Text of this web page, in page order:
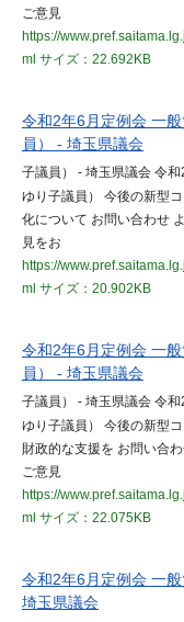
ご意見
https://
ml サイズ：22.692KB
令和2年6月定例会 一
員） - 埼玉県議会
子議員） - 埼玉県議会 令
ゆり子議員） 今後の新型
化について お問い合わせ
見をお
https://
ml サイズ：20.902KB
令和2年6月定例会 一
員） - 埼玉県議会
子議員） - 埼玉県議会 令
ゆり子議員） 今後の新型
財政的な支援を お問い合
ご意見
https://
ml サイズ：22.075KB
令和2年6月定例会 一
埼玉県議会